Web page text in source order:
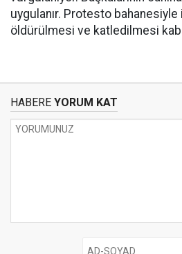
uygulanır. Protesto bahanesiyle
öldürülmesi ve katledilmesi
HABERE YORUM KAT